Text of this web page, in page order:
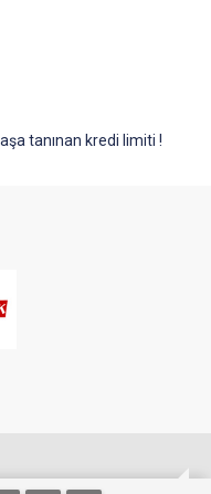
tanınan kredi limiti !